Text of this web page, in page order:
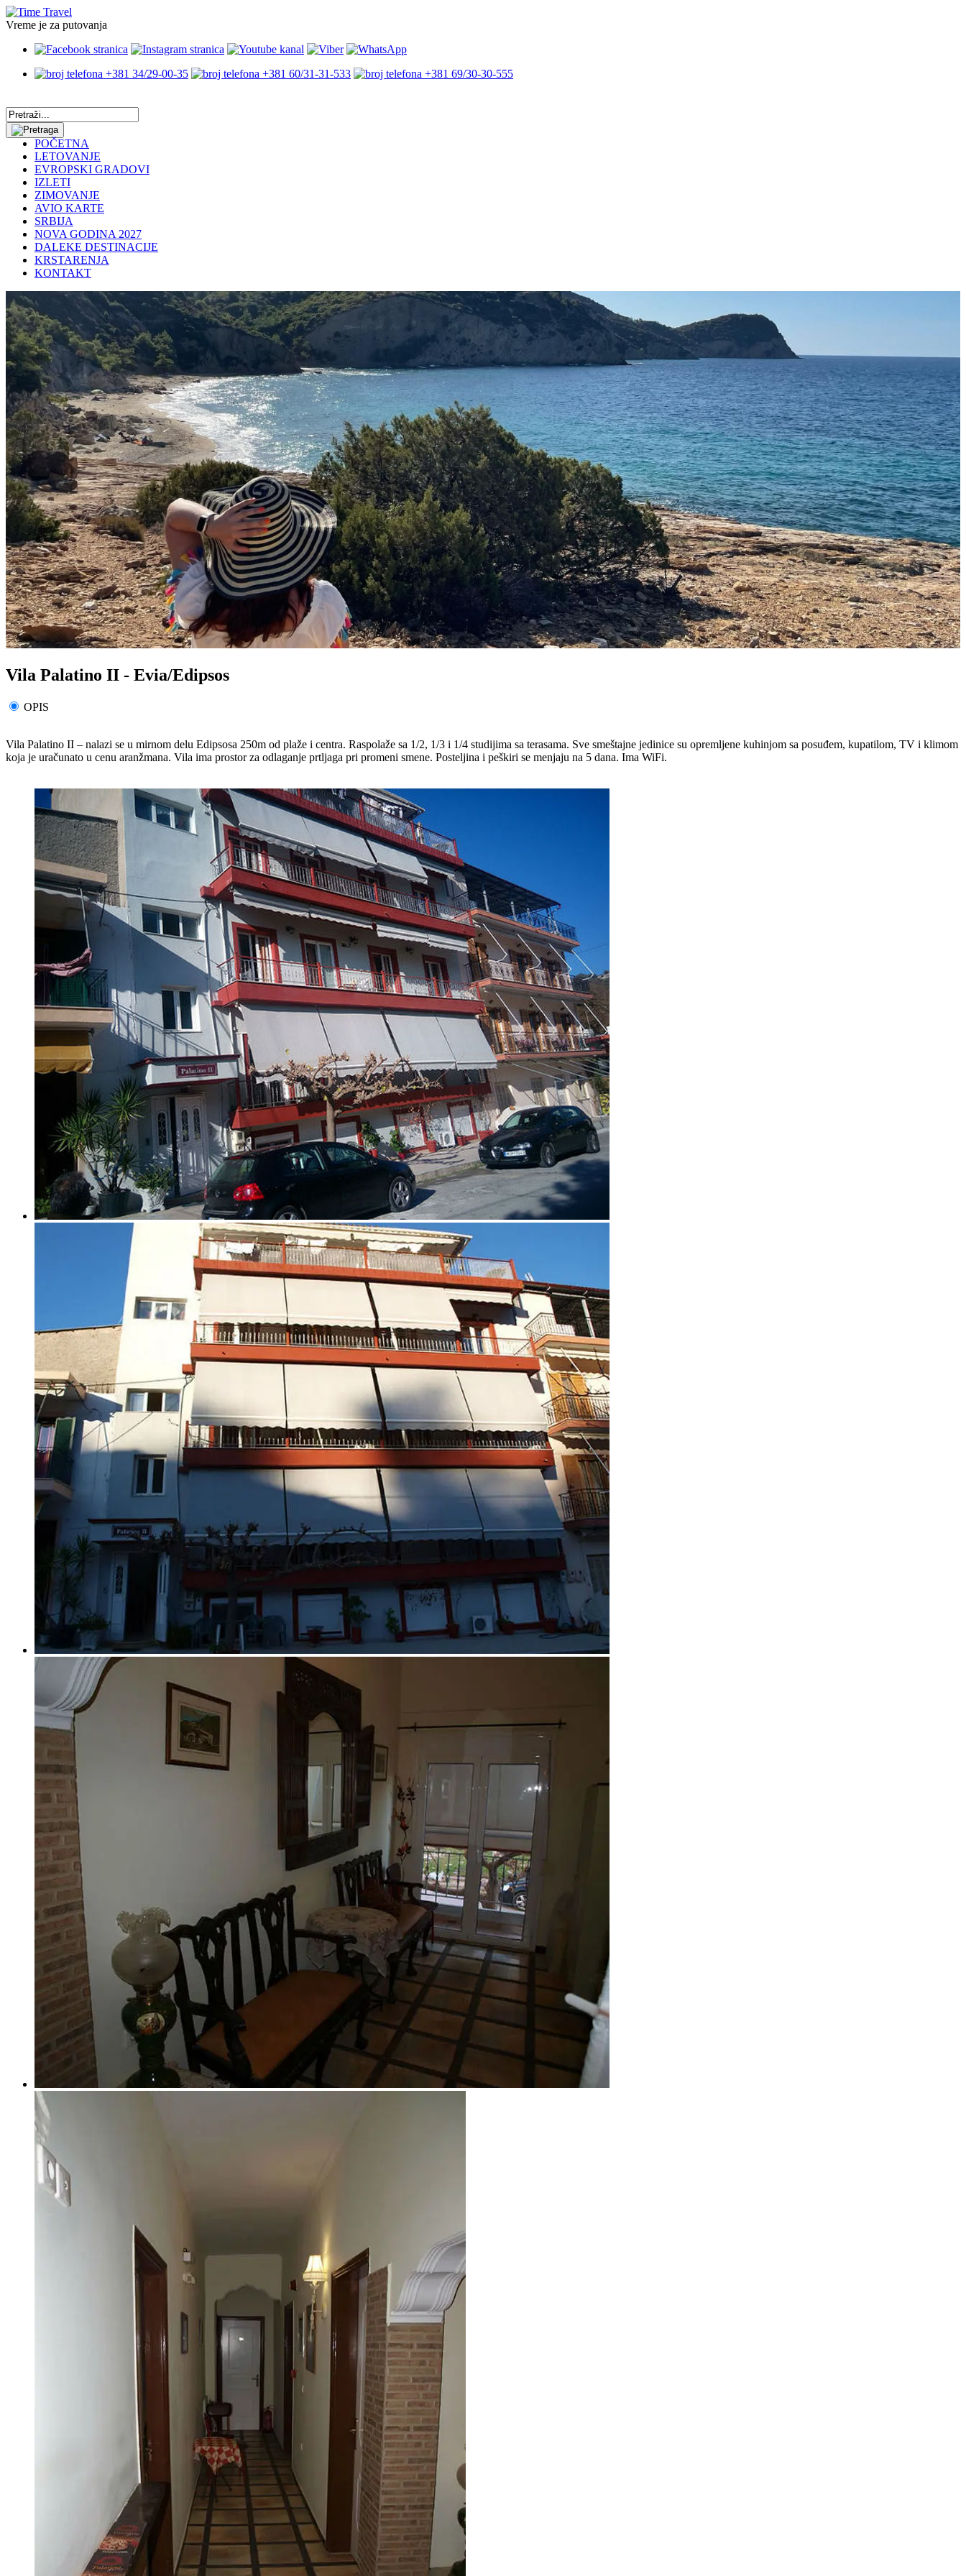
Vreme je za putovanja
+381 34/29-00-35 +381 60/31-31-533 +381 69/30-30-555
POČETNA
LETOVANJE
EVROPSKI GRADOVI
IZLETI
ZIMOVANJE
AVIO KARTE
SRBIJA
NOVA GODINA 2027
DALEKE DESTINACIJE
KRSTARENJA
KONTAKT
Vila Palatino II - Evia/Edipsos
OPIS
Vila Palatino II – nalazi se u mirnom delu Edipsosa 250m od plaže i centra. Raspolaže sa 1/2, 1/3 i 1/4 studijima sa terasama. Sve smeštajne jedinice su opremljene kuhinjom sa posuđem, kupatilom, TV i klimom
koja je uračunato u cenu aranžmana. Vila ima prostor za odlaganje prtljaga pri promeni smene. Posteljina i peškiri se menjaju na 5 dana. Ima WiFi.